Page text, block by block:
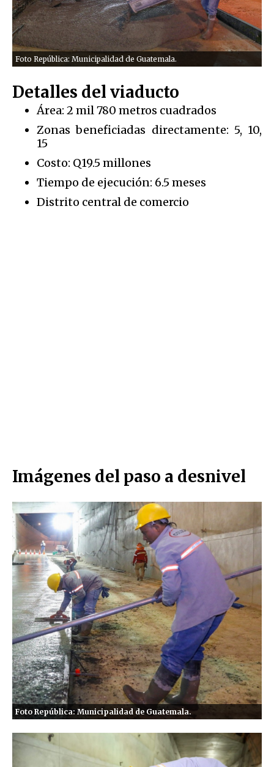
Foto República: Municipalidad de Guatemala.
Detalles del viaducto
Área: 2 mil 780 metros cuadrados
Zonas beneficiadas directamente: 5, 10,
15
Costo: Q19.5 millones
Tiempo de ejecución: 6.5 meses
Distrito central de comercio
Imágenes del paso a desnivel
Foto República: Municipalidad de Guatemala.